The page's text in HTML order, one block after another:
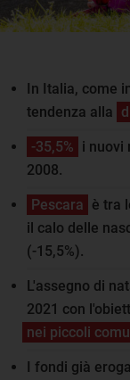
In Italia, come
tendenza alla
-35,5% i nuovi
2008.
Pescara è tra
il calo delle
(-15,5%).
L'assegno di
2021 con
nei piccoli
I fondi già